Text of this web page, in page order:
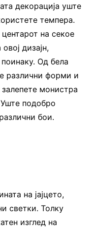
декорација уште
темпера.
на секое
дизајн,
поинаку. Од бела
различни форми и
залепете монистра
подобро
бои.
на јајцето,
светки. Толку
изглед на